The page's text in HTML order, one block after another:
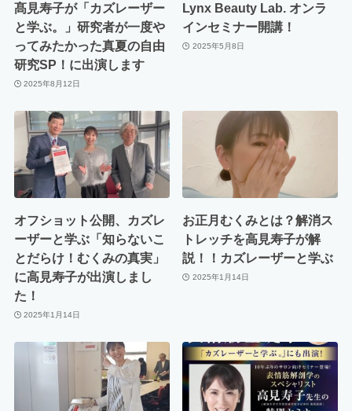
髙見寿子が「カズレーザー
と学ぶ。」研究者が一度や
ってみたかった真夏の自由
研究SP！に出演します
2025年8月12日
Lynx Beauty Lab. オンラ
インセミナー開講！
2025年5月8日
オフショット公開、カズレ
ーザーと学ぶ「知らないこ
とだらけ！むくみの真実」
に高見寿子が出演しまし
た！
2025年1月14日
お正月むくみとは？解消ス
トレッチを高見寿子が解
説！！カズレーザーと学ぶ
2025年1月14日